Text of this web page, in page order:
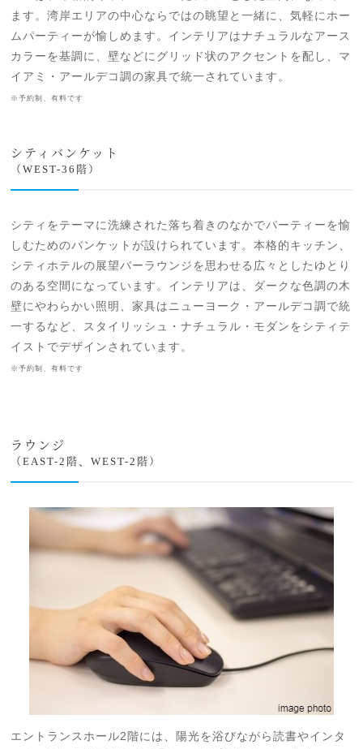
ます。湾岸エリアの中心ならではの眺望と一緒に、気軽にホー
ムパーティーが愉しめます。インテリアはナチュラルなアース
カラーを基調に、壁などにグリッド状のアクセントを配し、マ
イアミ・アールデコ調の家具で統一されています。
※予約制、有料です
シティバンケット
（WEST-36階）
シティをテーマに洗練された落ち着きのなかでパーティーを愉
しむためのバンケットが設けられています。本格的キッチン、
シティホテルの展望バーラウンジを思わせる広々としたゆとり
のある空間になっています。インテリアは、ダークな色調の木
壁にやわらかい照明、家具はニューヨーク・アールデコ調で統
一するなど、スタイリッシュ・ナチュラル・モダンをシティテ
イストでデザインされています。
※予約制、有料です
ラウンジ
（EAST-2階、WEST-2階）
エントランスホール2階には、陽光を浴びながら読書やインタ